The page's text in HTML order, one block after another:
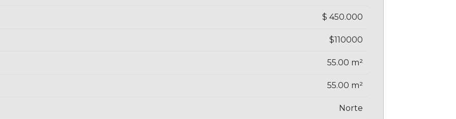
$ 450.000
$110000
55.00 m²
55.00 m²
Norte